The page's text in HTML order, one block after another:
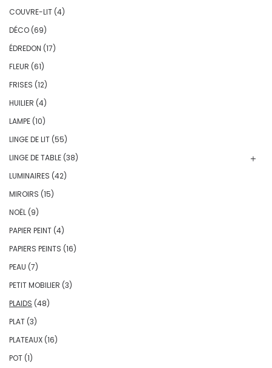
COUVRE-LIT (4)
DÉCO (69)
ÉDREDON (17)
FLEUR (61)
FRISES (12)
HUILIER (4)
LAMPE (10)
LINGE DE LIT (55)
LINGE DE TABLE (38)
LUMINAIRES (42)
MIROIRS (15)
NOËL (9)
PAPIER PEINT (4)
PAPIERS PEINTS (16)
PEAU (7)
PETIT MOBILIER (3)
PLAIDS (48)
PLAT (3)
PLATEAUX (16)
POT (1)